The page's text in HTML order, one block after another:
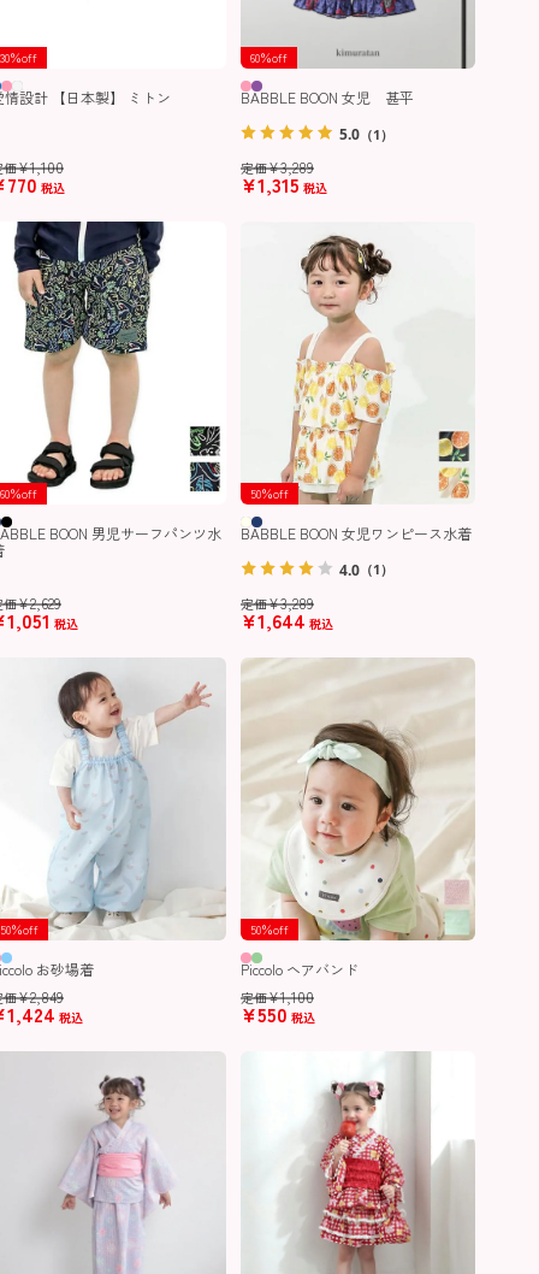
30％off
情設計 【日本製】 ミトン
価¥1,100
770 税込
60％off
BABBLE BOON 女児 甚平
定価¥3,289
¥1,315 税込
5.0（1）
60％off
BOON 男児サーフパンツ水
価¥2,629
1,051 税込
50％off
BABBLE BOON 女児ワンピース水着
定価¥3,289
¥1,644 税込
4.0（1）
50％off
お砂場着
価¥2,849
1,424 税込
50％off
Piccolo ヘアバンド
定価¥1,100
¥550 税込